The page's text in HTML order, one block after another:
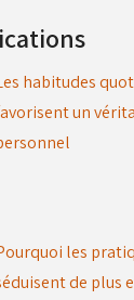
habitudes
un
les
de plus